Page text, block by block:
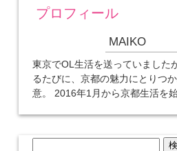
プロフィール
MAIKO
東京でOL生活を送っていました
るたびに、京都の魅力にとりつ
意。 2016年1月から京都生活を